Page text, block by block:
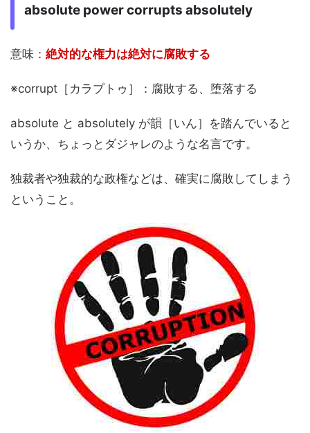
absolute power corrupts absolutely
意味： 絶対的な権力は絶対に腐敗する
※corrupt［カラプトゥ］：腐敗する、堕落する
absolute と absolutely が韻［いん］を踏んでいると
いうか、ちょっとダジャレのような名言です。
独裁者や独裁的な政権などは、確実に腐敗してしまう
ということ。